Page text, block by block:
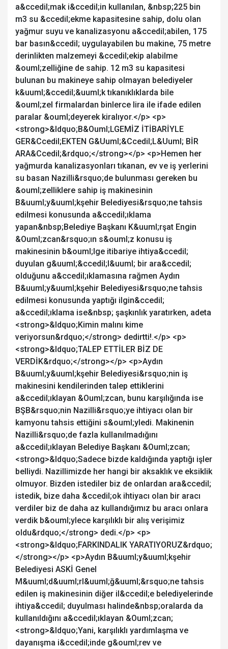
a&ccedil;mak i&ccedil;in kullanılan, &nbsp;225 bin
m3 su &ccedil;ekme kapasitesine sahip, dolu olan
yağmur suyu ve kanalizasyonu a&ccedil;abilen, 175
bar basın&ccedil; uygulayabilen bu makine, 75 metre
derinlikten malzemeyi &ccedil;ekip alabilme
&ouml;zelliğine de sahip. 12 m3 su kapasitesi
bulunan bu makineye sahip olmayan belediyeler
k&uuml;&ccedil;&uuml;k tıkanıklıklarda bile
&ouml;zel firmalardan binlerce lira ile ifade edilen
paralar &ouml;deyerek kiralıyor.</p> <p>
<strong>&ldquo;B&Ouml;LGEMİZ İTİBARİYLE
GER&Ccedil;EKTEN G&Uuml;&Ccedil;L&Uuml; BİR
ARA&Ccedil;&rdquo;</strong></p> <p>Hemen her
yağmurda kanalizasyonları tıkanan, ev ve iş yerlerini
su basan Nazilli&rsquo;de bulunması gereken bu
&ouml;zelliklere sahip iş makinesinin
B&uuml;y&uuml;kşehir Belediyesi&rsquo;ne tahsis
edilmesi konusunda a&ccedil;ıklama
yapan&nbsp;Belediye Başkanı K&uuml;rşat Engin
&Ouml;zcan&rsquo;ın s&ouml;z konusu iş
makinesinin b&ouml;lge itibariye ihtiya&ccedil;
duyulan g&uuml;&ccedil;l&uuml; bir ara&ccedil;
olduğunu a&ccedil;ıklamasına rağmen Aydın
B&uuml;y&uuml;kşehir Belediyesi&rsquo;ne tahsis
edilmesi konusunda yaptığı ilgin&ccedil;
a&ccedil;ıklama ise&nbsp; şaşkınlık yaratırken, adeta
<strong>&ldquo;Kimin malını kime
veriyorsun&rdquo;</strong> dedirtti!.</p> <p>
<strong>&ldquo;TALEP ETTİLER BİZ DE
VERDİK&rdquo;</strong></p> <p>Aydın
B&uuml;y&uuml;kşehir Belediyesi&rsquo;nin iş
makinesini kendilerinden talep ettiklerini
a&ccedil;ıklayan &Ouml;zcan, bunu karşılığında ise
BŞB&rsquo;nin Nazilli&rsquo;ye ihtiyacı olan bir
kamyonu tahsis ettiğini s&ouml;yledi. Makinenin
Nazilli&rsquo;de fazla kullanılmadığını
a&ccedil;ıklayan Belediye Başkanı &Ouml;zcan;
<strong>&ldquo;Sadece bizde kaldığında yaptığı işler
belliydi. Nazillimizde her hangi bir aksaklık ve eksiklik
olmuyor. Bizden istediler biz de onlardan ara&ccedil;
istedik, bize daha &ccedil;ok ihtiyacı olan bir aracı
verdiler biz de daha az kullandığımız bu aracı onlara
verdik b&ouml;ylece karşılıklı bir alış verişimiz
oldu&rdquo;</strong> dedi.</p> <p>
<strong>&ldquo;FARKINDALIK YARATIYORUZ&rdquo;
</strong></p> <p>Aydın B&uuml;y&uuml;kşehir
Belediyesi ASKİ Genel
M&uuml;d&uuml;rl&uuml;ğ&uuml;&rsquo;ne tahsis
edilen iş makinesinin diğer il&ccedil;e belediyelerinde
ihtiya&ccedil; duyulması halinde&nbsp;oralarda da
kullanıldığını a&ccedil;ıklayan &Ouml;zcan;
<strong>&ldquo;Yani, karşılıklı yardımlaşma ve
dayanışma i&ccedil;inde g&ouml;rev ve